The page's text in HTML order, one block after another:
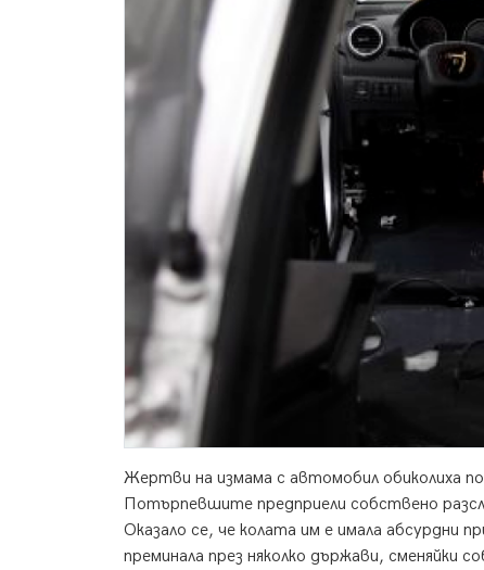
Жертви на измама с автомобил обиколиха
Потърпевшите предприели собствено
Оказало се, че колата им е имала абсурдни
преминала през няколко държави, сменяйки